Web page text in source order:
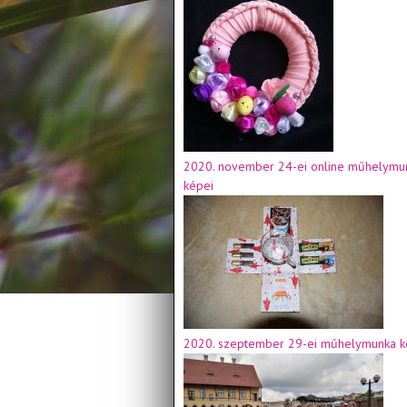
2020. november 24-ei online
képei
2020. szeptember 29-ei műhelymunka